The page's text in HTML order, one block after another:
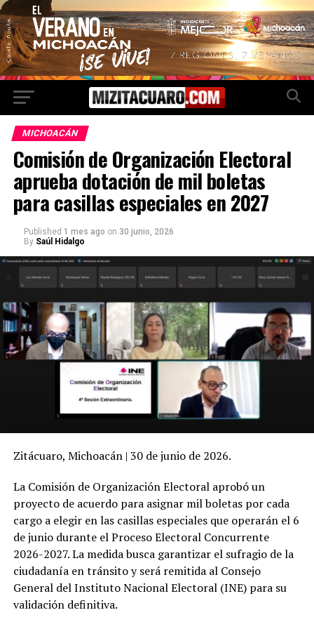
MICHOACÁN
Comisión de Organización Electoral
aprueba dotación de mil boletas
para casillas especiales en 2027
Published 1 mes ago on 30 junio, 2026
By Saúl Hidalgo
Zitácuaro, Michoacán | 30 de junio de 2026.
La Comisión de Organización Electoral aprobó un
proyecto de acuerdo para asignar mil boletas por cada
cargo a elegir en las casillas especiales que operarán el 6
de junio durante el Proceso Electoral Concurrente
2026-2027. La medida busca garantizar el sufragio de la
ciudadanía en tránsito y será remitida al Consejo
General del Instituto Nacional Electoral (INE) para su
validación definitiva.